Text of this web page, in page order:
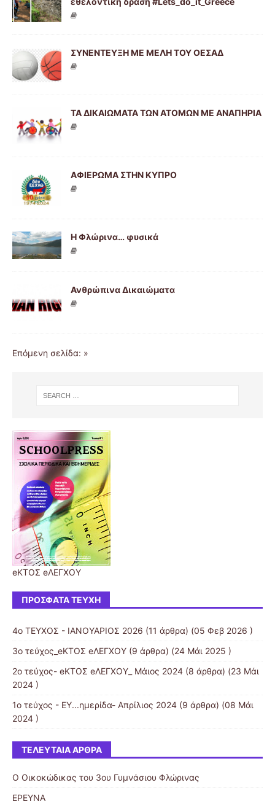
ΣΥΝΕΝΤΕΥΞΗ ΜΕ ΜΕΛΗ ΤΟΥ ΟΕΣΑΔ
ΤΑ ΔΙΚΑΙΩΜΑΤΑ ΤΩΝ ΑΤΟΜΩΝ ΜΕ ΑΝΑΠΗΡΙΑ
ΑΦΙΕΡΩΜΑ ΣΤΗΝ ΚΥΠΡΟ
Η Φλώρινα… φυσικά
Ανθρώπινα Δικαιώματα
Επόμενη σελίδα: »
eΚΤΟΣ eΛΕΓΧΟΥ
ΠΡΌΣΦΑΤΑ ΤΕΎΧΗ
4o ΤΕΥΧΟΣ - ΙΑΝΟΥΑΡΙΟΣ 2026 (11 άρθρα) (05 Φεβ 2026 )
3ο τεύχος_eΚΤΟΣ eΛΕΓΧΟΥ (9 άρθρα) (24 Μάι 2025 )
2ο τεύχος- eΚΤΟΣ eΛΕΓΧΟΥ_ Μάιος 2024 (8 άρθρα) (23 Μάι
2024 )
1ο τεύχος - ΕΥ...ημερίδα- Απρίλιος 2024 (9 άρθρα) (08 Μάι
2024 )
ΤΕΛΕΥΤΑΊΑ ΆΡΘΡΑ
Ο Οικοκώδικας του 3ου Γυμνάσιου Φλώρινας
ΕΡΕΥΝΑ